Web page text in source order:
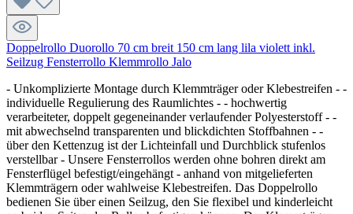
Doppelrollo Duorollo 70 cm breit 150 cm lang lila violett inkl.
Seilzug Fensterrollo Klemmrollo Jalo
- Unkomplizierte Montage durch Klemmträger oder Klebestreifen - -
individuelle Regulierung des Raumlichtes - - hochwertig
verarbeiteter, doppelt gegeneinander verlaufender Polyesterstoff - -
mit abwechselnd transparenten und blickdichten Stoffbahnen - -
über den Kettenzug ist der Lichteinfall und Durchblick stufenlos
verstellbar - Unsere Fensterrollos werden ohne bohren direkt am
Fensterflügel befestigt/eingehängt - anhand von mitgelieferten
Klemmträgern oder wahlweise Klebestreifen. Das Doppelrollo
bedienen Sie über einen Seilzug, den Sie flexibel und kinderleicht